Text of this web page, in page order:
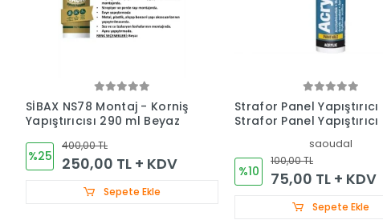
SİBAX NS78 Montaj - Korniş
Yapıştırıcısı 290 ml Beyaz
%25
400,00 TL
250,00 TL + KDV
Sepete Ekle
Strafor Panel Yapıştırıcı
Strafor Panel Yapıştırıcı
saoudal
%10
100,00 TL
75,00 TL + KDV
Sepete Ekle